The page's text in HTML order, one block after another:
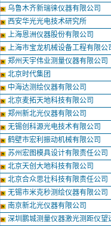
乌鲁木齐新瑞徕仪器有限公司
西安华光光电技术研究所
上海恩洲仪器股份有限公司
上海市宝龙机械设备工程有限公
郑州天宇伟业测量仪器有限公司
北京时代集团
中海达测绘仪器有限公司
北京麦拓天地科技有限公司
郑州新北光仪器有限公司
无锡创科源光电技术有限公司
鹤壁市宏利振动机械有限公司
苏州宏图模具设计有限责任公司
北京天创大地科技有限公司
北京合众思壮科技有限责任公司
无锡市米克秒测绘仪器有限公司
南京新北光仪器有限公司
深圳鹏城测量仪器激光测距仪